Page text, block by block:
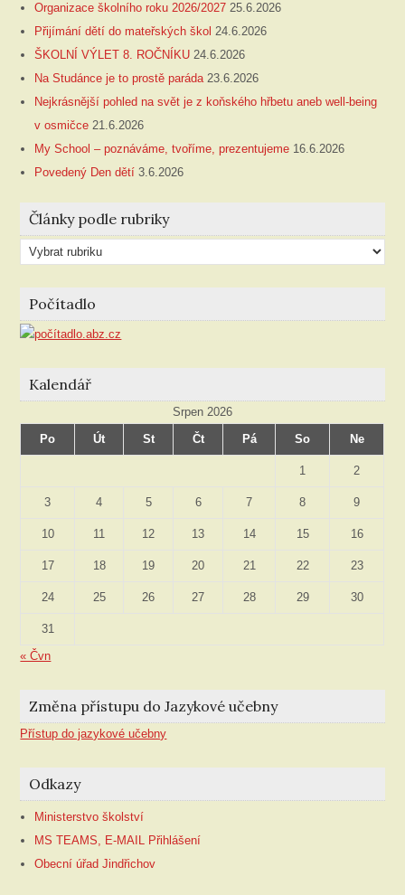
Organizace školního roku 2026/2027 25.6.2026
Přijímání dětí do mateřských škol 24.6.2026
ŠKOLNÍ VÝLET 8. ROČNÍKU 24.6.2026
Na Studánce je to prostě paráda 23.6.2026
Nejkrásnější pohled na svět je z koňského hřbetu aneb well-being
v osmičce 21.6.2026
My School – poznáváme, tvoříme, prezentujeme 16.6.2026
Povedený Den dětí 3.6.2026
Články podle rubriky
Články
podle
rubriky
Počítadlo
Kalendář
Srpen 2026
Po
Út St Čt Pá So Ne
1 2
3 4 5 6 7 8 9
10 11 12 13 14 15 16
17 18 19 20 21 22 23
24 25 26 27 28 29 30
31
« Čvn
Změna přístupu do Jazykové učebny
Přístup do jazykové učebny
Odkazy
Ministerstvo školství
MS TEAMS, E-MAIL Přihlášení
Obecní úřad Jindřichov